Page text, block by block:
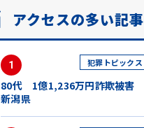
アクセスの多い記事
1 犯罪トピックス
80代 1億1,236万円詐欺被害
新潟県